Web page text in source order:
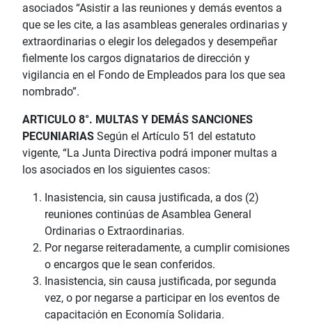
asociados “Asistir a las reuniones y demás eventos a
que se les cite, a las asambleas generales ordinarias y
extraordinarias o elegir los delegados y desempeñar
fielmente los cargos dignatarios de dirección y
vigilancia en el Fondo de Empleados para los que sea
nombrado”.
ARTICULO 8°. MULTAS Y DEMÁS SANCIONES
PECUNIARIAS Según el Artículo 51 del estatuto
vigente, “La Junta Directiva podrá imponer multas a
los asociados en los siguientes casos:
Inasistencia, sin causa justificada, a dos (2)
reuniones continúas de Asamblea General
Ordinarias o Extraordinarias.
Por negarse reiteradamente, a cumplir comisiones
o encargos que le sean conferidos.
Inasistencia, sin causa justificada, por segunda
vez, o por negarse a participar en los eventos de
capacitación en Economía Solidaria.